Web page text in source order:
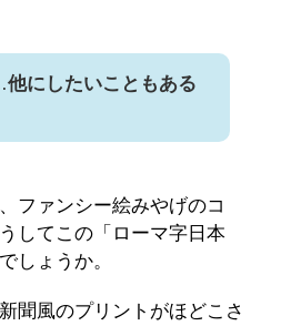
他にしたいこともある
ファンシー絵みやげのコ
してこの「ローマ字日本
しょうか。
聞風のプリントがほどこさ